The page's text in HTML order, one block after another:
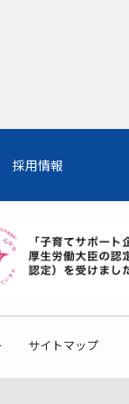
採用情報
サイトマップ